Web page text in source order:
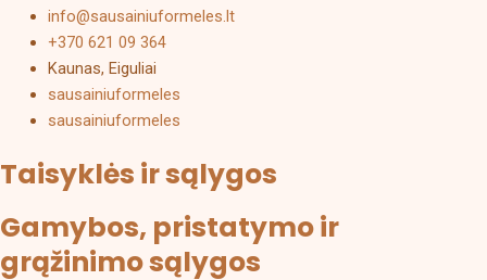
info@sausainiuformeles.lt
+370 621 09 364
Kaunas, Eiguliai
sausainiuformeles
sausainiuformeles
Taisyklės ir sąlygos
Gamybos, pristatymo ir
grąžinimo sąlygos